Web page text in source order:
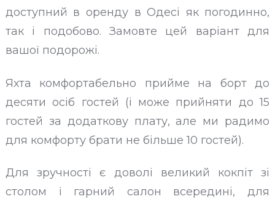
доступний в оренду в Одесі як погодинно,
так і подобово. Замовте цей варіант для
вашої подорожі.
Яхта комфортабельно прийме на борт до
десяти осіб гостей (і може прийняти до 15
гостей за додаткову плату, але ми радимо
для комфорту брати не більше 10 гостей).
Для зручності є доволі великий кокпіт зі
столом і гарний салон всередині, для